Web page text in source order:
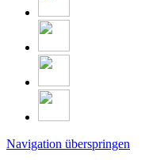
Navigation überspringen